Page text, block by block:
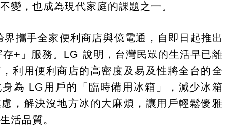
變，也成為現代家庭的課題之一。
界攜手全家便利商店與億電通，自即日起推出
+」服務。LG 說明，台灣民眾的生活早已離
利用便利商店的高密度及易及性將全台的全
為 LG用戶的「臨時備用冰箱」，減少冰箱
，解決沒地方冰的大麻煩，讓用戶輕鬆優雅
活品質。